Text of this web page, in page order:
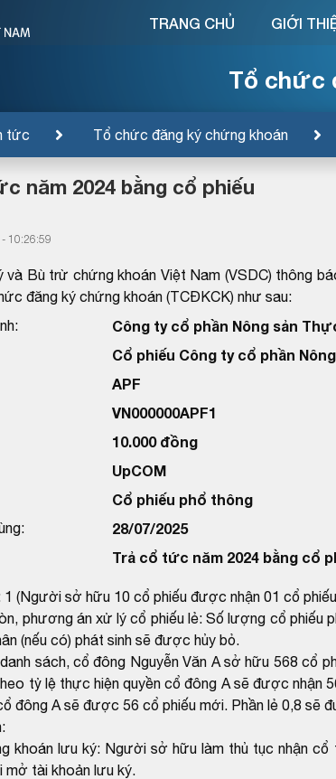
Tổ chức
tức Tổ chức đăng ký chứng khoán
TRANG CHỦ GIỚI
năm 2024 bằng cổ phiếu
10:26:59
và Bù trừ chứng khoán Việt Nam (VSDC) thông
đăng ký chứng khoán (TCĐKCK) như sau:
Công ty cổ phần Nông sản
Cổ phiếu Công ty cổ phần
APF
VN000000APF1
10.000 đồng
UpCOM
Cổ phiếu phổ thông
28/07/2025
Trả cổ tức năm 2024 bằng cổ
(Người sở hữu 10 cổ phiếu được nhận 01 cổ
phương án xử lý cổ phiếu lẻ: Số lượng cổ phiếu
(nếu có) phát sinh sẽ được hủy bỏ.
sách, cổ đông Nguyễn Văn A sở hữu 568 cổ
tỷ lệ thực hiện quyền cổ đông A sẽ được nhận
đông A sẽ được 56 cổ phiếu mới. Phần lẻ 0,8 sẽ
lưu ký: Người sở hữu làm thủ tục nhận cổ
mở tài khoản lưu ký.